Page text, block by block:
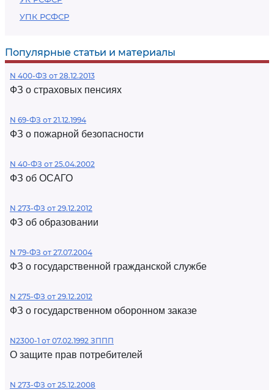
УПК РСФСР
Популярные статьи и материалы
N 400-ФЗ от 28.12.2013
ФЗ о страховых пенсиях
N 69-ФЗ от 21.12.1994
ФЗ о пожарной безопасности
N 40-ФЗ от 25.04.2002
ФЗ об ОСАГО
N 273-ФЗ от 29.12.2012
ФЗ об образовании
N 79-ФЗ от 27.07.2004
ФЗ о государственной гражданской службе
N 275-ФЗ от 29.12.2012
ФЗ о государственном оборонном заказе
N2300-1 от 07.02.1992 ЗППП
О защите прав потребителей
N 273-ФЗ от 25.12.2008